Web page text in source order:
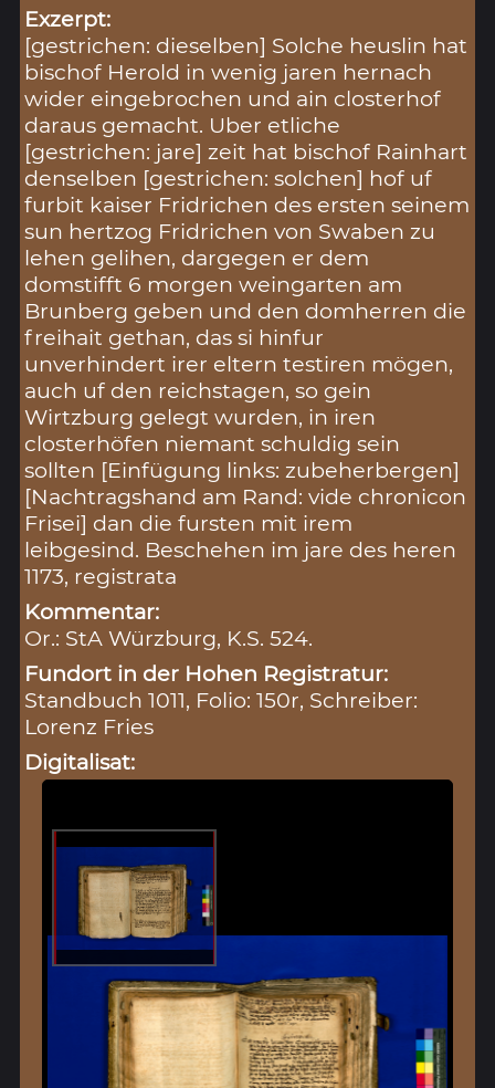
Exzerpt:
[gestrichen: dieselben] Solche heuslin hat
bischof Herold in wenig jaren hernach
wider eingebrochen und ain closterhof
daraus gemacht. Uber etliche
[gestrichen: jare] zeit hat bischof Rainhart
denselben [gestrichen: solchen] hof uf
furbit kaiser Fridrichen des ersten seinem
sun hertzog Fridrichen von Swaben zu
lehen gelihen, dargegen er dem
domstifft 6 morgen weingarten am
Brunberg geben und den domherren die
freihait gethan, das si hinfur
unverhindert irer eltern testiren mögen,
auch uf den reichstagen, so gein
Wirtzburg gelegt wurden, in iren
closterhöfen niemant schuldig sein
sollten [Einfügung links: zubeherbergen]
[Nachtragshand am Rand: vide chronicon
Frisei] dan die fursten mit irem
leibgesind. Beschehen im jare des heren
1173, registrata
Kommentar:
Or.: StA Würzburg, K.S. 524.
Fundort in der Hohen Registratur:
Standbuch 1011, Folio: 150r, Schreiber:
Lorenz Fries
Digitalisat: